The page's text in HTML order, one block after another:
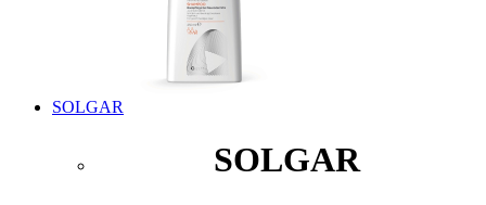
SOLGAR
SOLGAR